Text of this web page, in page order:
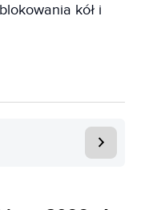
kół i